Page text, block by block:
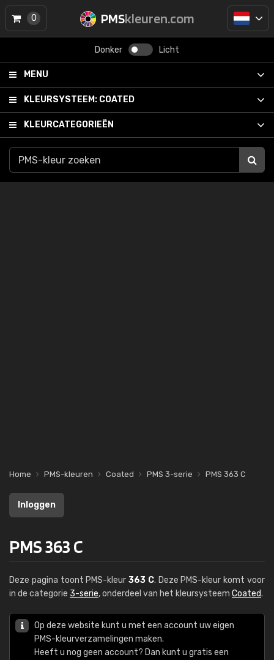
PMSkleuren.com
Donker Licht
MENU
KLEURSYSTEEM: COATED
KLEURCATEGORIEËN
0
Home PMS-kleuren Coated PMS 3-serie PMS 363 C
Inloggen
PMS 363 C
Deze pagina toont PMS-kleur363 C. Deze PMS-kleur komt voor
in de categorie 3-serie, onderdeel van het kleursysteem Coated.
Op deze website kunt u met een account uw eigen
PMS-kleurverzamelingen maken.
Heeft u nog geen account? Dan kunt u gratis een